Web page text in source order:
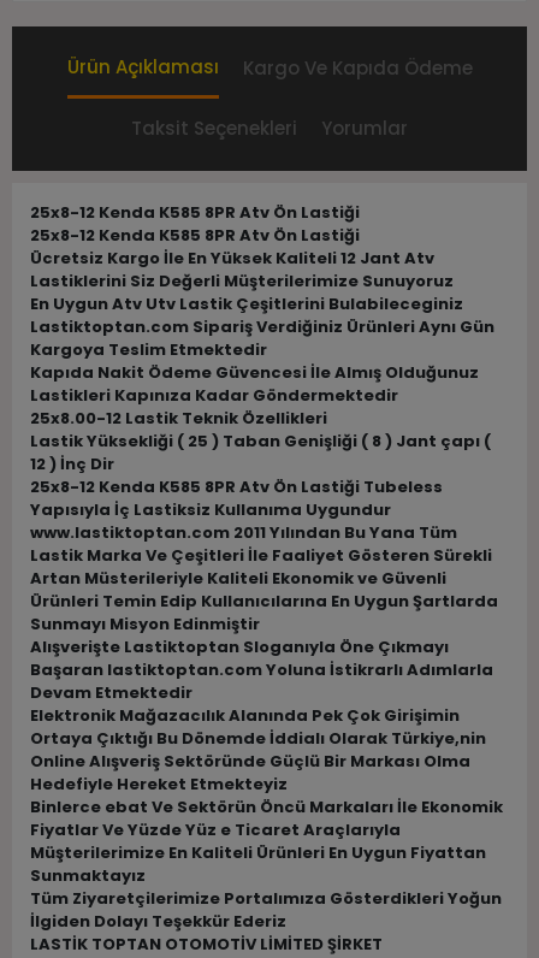
Ürün Açıklaması Kargo Ve Kapıda Ödeme
Taksit Seçenekleri Yorumlar
25x8-12 Kenda K585 8PR Atv Ön Lastiği
25x8-12 Kenda K585 8PR Atv Ön Lastiği
Ücretsiz Kargo İle En Yüksek Kaliteli 12 Jant Atv
Lastiklerini Siz Değerli Müşterilerimize Sunuyoruz
En Uygun Atv Utv Lastik Çeşitlerini Bulabileceginiz
Lastiktoptan.com Sipariş Verdiğiniz Ürünleri Aynı Gün
Kargoya Teslim Etmektedir
Kapıda Nakit Ödeme Güvencesi İle Almış Olduğunuz
Lastikleri Kapınıza Kadar Göndermektedir
25x8.00-12 Lastik Teknik Özellikleri
Lastik Yüksekliği ( 25 ) Taban Genişliği ( 8 ) Jant çapı (
12 ) İnç Dir
25x8-12 Kenda K585 8PR Atv Ön Lastiği Tubeless
Yapısıyla İç Lastiksiz Kullanıma Uygundur
www.lastiktoptan.com 2011 Yılından Bu Yana Tüm
Lastik Marka Ve Çeşitleri İle Faaliyet Gösteren Sürekli
Artan Müsterileriyle Kaliteli Ekonomik ve Güvenli
Ürünleri Temin Edip Kullanıcılarına En Uygun Şartlarda
Sunmayı Misyon Edinmiştir
Alışverişte Lastiktoptan Sloganıyla Öne Çıkmayı
Başaran lastiktoptan.com Yoluna İstikrarlı Adımlarla
Devam Etmektedir
Elektronik Mağazacılık Alanında Pek Çok Girişimin
Ortaya Çıktığı Bu Dönemde İddialı Olarak Türkiye,nin
Online Alışveriş Sektöründe Güçlü Bir Markası Olma
Hedefiyle Hereket Etmekteyiz
Binlerce ebat Ve Sektörün Öncü Markaları İle Ekonomik
Fiyatlar Ve Yüzde Yüz e Ticaret Araçlarıyla
Müşterilerimize En Kaliteli Ürünleri En Uygun Fiyattan
Sunmaktayız
Tüm Ziyaretçilerimize Portalımıza Gösterdikleri Yoğun
İlgiden Dolayı Teşekkür Ederiz
LASTİK TOPTAN OTOMOTİV LİMİTED ŞİRKET